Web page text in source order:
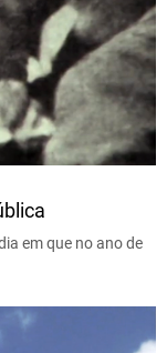
em que no ano de